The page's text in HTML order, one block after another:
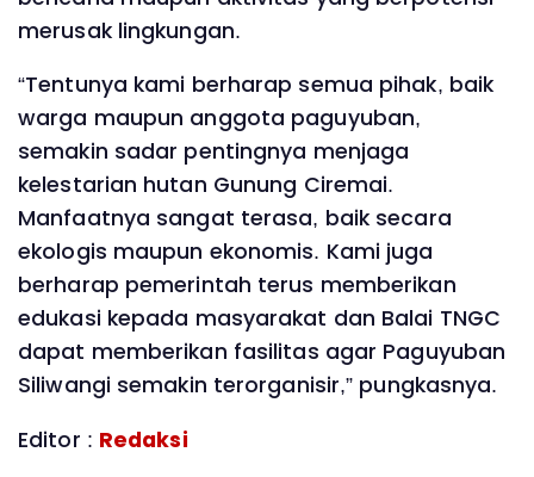
merusak lingkungan.
“Tentunya kami berharap semua pihak, baik
warga maupun anggota paguyuban,
semakin sadar pentingnya menjaga
kelestarian hutan Gunung Ciremai.
Manfaatnya sangat terasa, baik secara
ekologis maupun ekonomis. Kami juga
berharap pemerintah terus memberikan
edukasi kepada masyarakat dan Balai TNGC
dapat memberikan fasilitas agar Paguyuban
Siliwangi semakin terorganisir,” pungkasnya.
Editor : Redaksi